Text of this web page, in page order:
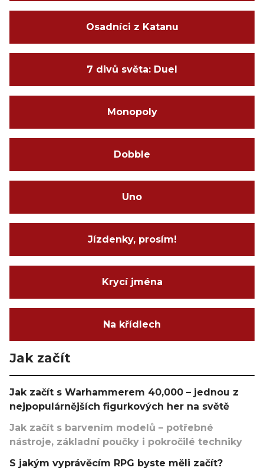
Osadníci z Katanu
7 divů světa: Duel
Monopoly
Dobble
Uno
Jízdenky, prosím!
Krycí jména
Na křídlech
Jak začít
Jak začít s Warhammerem 40,000 – jednou z
nejpopulárnějších figurkových her na světě
Jak začít s barvením modelů – potřebné
nástroje, základní poučky i pokročilé techniky
S jakým vyprávěcím RPG byste měli začít?